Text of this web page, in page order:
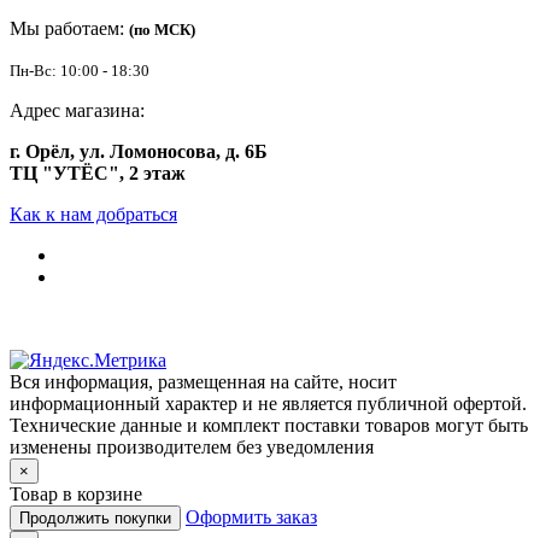
Мы работаем: (по МСК)
Пн-Вс: 10:00 - 18:30
Адрес магазина:
г. Орёл, ул. Ломоносова, д. 6Б
ТЦ "УТЁС", 2 этаж
Как к нам добраться
Вся информация, размещенная на сайте, носит
информационный характер и не является публичной офертой.
Технические данные и комплект поставки товаров могут быть
изменены производителем без уведомления
×
Товар в корзине
Продолжить покупки Оформить заказ